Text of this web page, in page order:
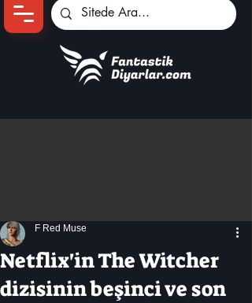
Black Desert
Dizi-Film Haberleri
Netflix'in The Witcher
dizisinin beşinci ve son
F Red Muse